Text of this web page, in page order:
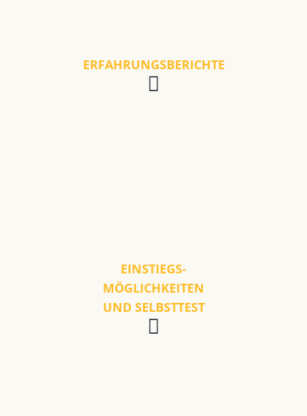
ERFAHRUNGSBERICHTE
EINSTIEGS-
MÖGLICHKEITEN
UND SELBSTTEST